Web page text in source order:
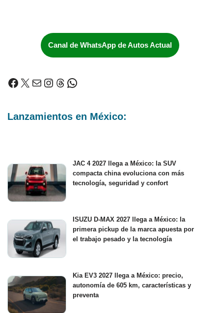
Canal de WhatsApp de Autos Actual
Lanzamientos en México:
JAC 4 2027 llega a México: la SUV
compacta china evoluciona con más
tecnología, seguridad y confort
ISUZU D-MAX 2027 llega a México: la
primera pickup de la marca apuesta por
el trabajo pesado y la tecnología
Kia EV3 2027 llega a México: precio,
autonomía de 605 km, características y
preventa